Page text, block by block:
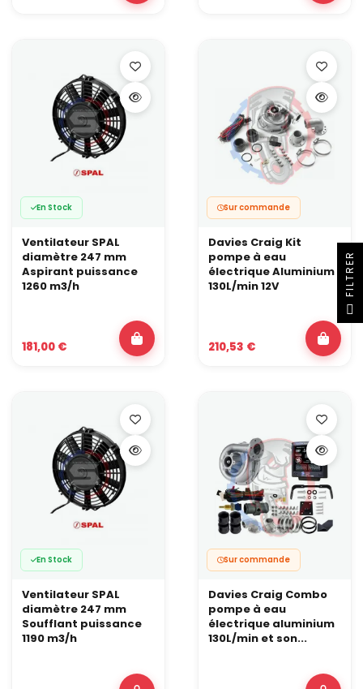
En Stock
Ventilateur SPAL
diamètre 247 mm
Aspirant puissance
1260 m3/h
181,00 €
Sur commande
Davies Craig Kit
pompe à eau
électrique Aluminium
130L/min 12V
210,53 €
En Stock
Ventilateur SPAL
diamètre 247 mm
Soufflant puissance
1190 m3/h
Sur commande
Davies Craig Combo
pompe à eau
électrique aluminium
130L/min et son...
R